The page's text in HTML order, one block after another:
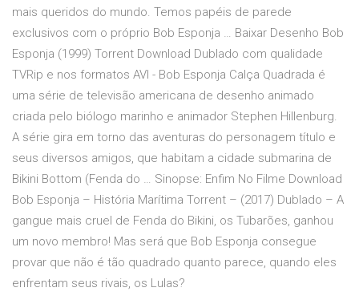
mais queridos do mundo. Temos papéis de parede
exclusivos com o próprio Bob Esponja … Baixar Desenho Bob
Esponja (1999) Torrent Download Dublado com qualidade
TVRip e nos formatos AVI - Bob Esponja Calça Quadrada é
uma série de televisão americana de desenho animado
criada pelo biólogo marinho e animador Stephen Hillenburg.
A série gira em torno das aventuras do personagem título e
seus diversos amigos, que habitam a cidade submarina de
Bikini Bottom (Fenda do … Sinopse: Enfim No Filme Download
Bob Esponja – História Marítima Torrent – (2017) Dublado – A
gangue mais cruel de Fenda do Bikini, os Tubarões, ganhou
um novo membro! Mas será que Bob Esponja consegue
provar que não é tão quadrado quanto parece, quando eles
enfrentam seus rivais, os Lulas?